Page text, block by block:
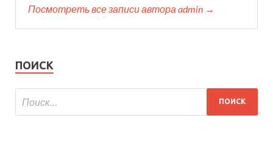
Посмотреть все записи автора admin →
ПОИСК